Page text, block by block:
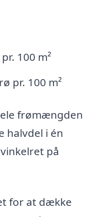
100 m²
pr. 100 m²
frømængden
halvdel i én
på
for at dække